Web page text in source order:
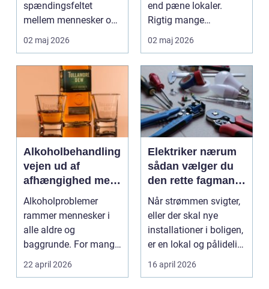
spændingsfeltet
mellem mennesker og
forretning. Fokus er
ikke kun på ...
02 maj 2026
end pæne lokaler.
Rigtig mange
virksomheder på
Djursland o...
02 maj 2026
Alkoholbehandling
vejen ud af
afhængighed med
professionel støtte
Alkoholproblemer
rammer mennesker i
alle aldre og
baggrunde. For mange
starter det med
hyggedrik på ...
22 april 2026
Elektriker nærum
sådan vælger du
den rette fagmand
til dine el-opgaver
Når strømmen svigter,
eller der skal nye
installationer i boligen,
er en lokal og pålidelig
elektrik...
16 april 2026